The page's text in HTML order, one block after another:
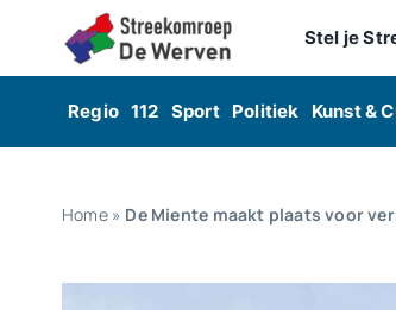
Stel je
Regio 112 Sport Politiek Kunst &
Home» De Miente maakt plaats voor